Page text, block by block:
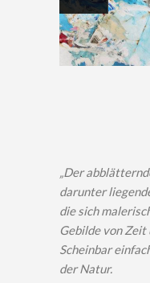
„Der
darunter
die sich
Gebilde von
Scheinbar
der Natur.